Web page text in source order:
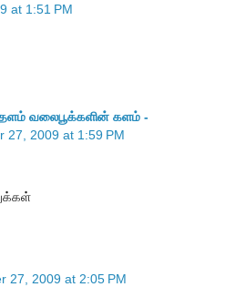
at 1:51 PM
தளம் வலைபூக்களின் களம் -
27, 2009 at 1:59 PM
27, 2009 at 2:05 PM